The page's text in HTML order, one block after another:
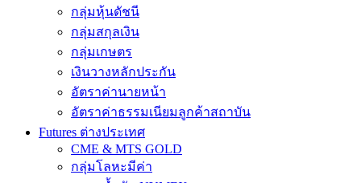
กลุ่มหุ้นดัชนี
กลุ่มสกุลเงิน
กลุ่มเกษตร
เงินวางหลักประกัน
อัตราค่านายหน้า
อัตราค่าธรรมเนียมลูกค้าสถาบัน
Futures ต่างประเทศ
CME & MTS GOLD
กลุ่มโลหะมีค่า